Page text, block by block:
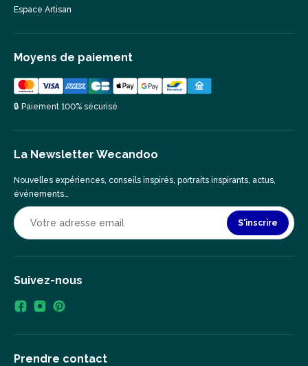
Espace Artisan
Moyens de paiement
🔒 Paiement 100% sécurisé
La Newsletter Wecandoo
Nouvelles expériences, conseils inspirés, portraits inspirants, actus,
événements…
S'inscrire
Suivez-nous
Prendre contact